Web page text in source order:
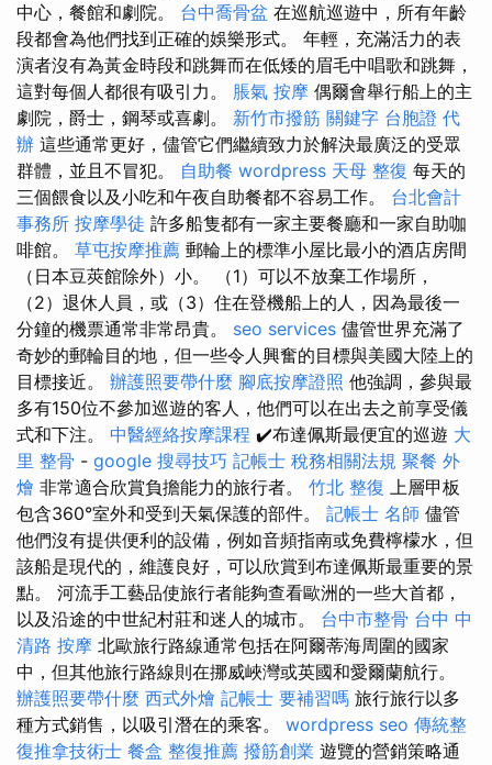
中心，餐館和劇院。 台中喬骨盆 在巡航巡遊中，所有年齡
段都會為他們找到正確的娛樂形式。 年輕，充滿活力的表
演者沒有為黃金時段和跳舞而在低矮的眉毛中唱歌和跳舞，
這對每個人都很有吸引力。 脹氣 按摩 偶爾會舉行船上的主
劇院，爵士，鋼琴或喜劇。 新竹市撥筋 關鍵字 台胞證 代
辦 這些通常更好，儘管它們繼續致力於解決最廣泛的受眾
群體，並且不冒犯。 自助餐 wordpress 天母 整復 每天的
三個餵食以及小吃和午夜自助餐都不容易工作。 台北會計
事務所 按摩學徒 許多船隻都有一家主要餐廳和一家自助咖
啡館。 草屯按摩推薦 郵輪上的標準小屋比最小的酒店房間
（日本豆莢館除外）小。 （1）可以不放棄工作場所，
（2）退休人員，或（3）住在登機船上的人，因為最後一
分鐘的機票通常非常昂貴。 seo services 儘管世界充滿了
奇妙的郵輪目的地，但一些令人興奮的目標與美國大陸上的
目標接近。 辦護照要帶什麼 腳底按摩證照 他強調，參與最
多有150位不參加巡遊的客人，他們可以在出去之前享受儀
式和下注。 中醫經絡按摩課程 ✔️布達佩斯最便宜的巡遊 大
里 整骨 - google 搜尋技巧 記帳士 稅務相關法規 聚餐 外
燴 非常適合欣賞負擔能力的旅行者。 竹北 整復 上層甲板
包含360°室外和受到天氣保護的部件。 記帳士 名師 儘管
他們沒有提供便利的設備，例如音頻指南或免費檸檬水，但
該船是現代的，維護良好，可以欣賞到布達佩斯最重要的景
點。 河流手工藝品使旅行者能夠查看歐洲的一些大首都，
以及沿途的中世紀村​​莊和迷人的城市。 台中市整骨 台中 中
清路 按摩 北歐旅行路線通常包括在阿爾蒂海周圍的國家
中，但其他旅行路線則在挪威峽灣或英國和愛爾蘭航行。
辦護照要帶什麼 西式外燴 記帳士 要補習嗎 旅行旅行以多
種方式銷售，以吸引潛在的乘客。 wordpress seo 傳統整
復推拿技術士 餐盒 整復推薦 撥筋創業 遊覽的營銷策略通